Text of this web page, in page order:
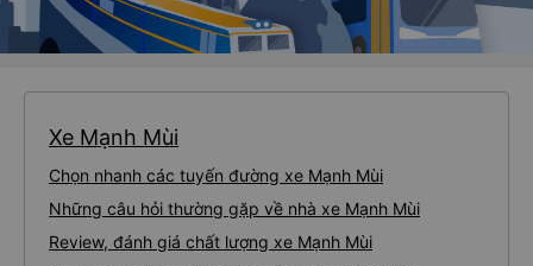
Xe Mạnh Mùi
Chọn nhanh các tuyến đường xe Mạnh Mùi
Những câu hỏi thường gặp về nhà xe Mạnh Mùi
Review, đánh giá chất lượng xe Mạnh Mùi